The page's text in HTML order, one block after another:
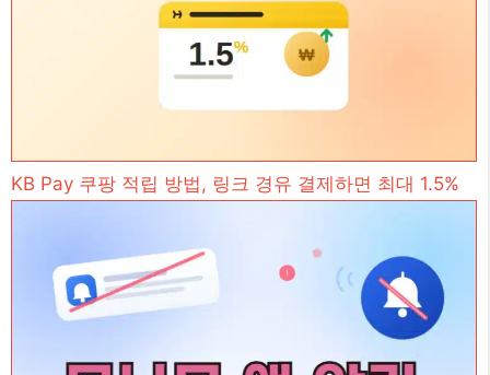
KB Pay 쿠팡 적립 방법, 링크 경유 결제하면 최대 1.5%